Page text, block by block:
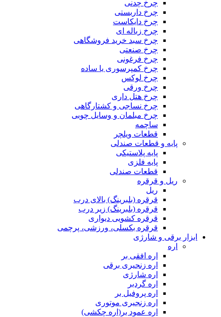
چرخ چدنی
چرخ داربستی
چرخ دایکاست
چرخ زباله ای
چرخ سبد خرید فروشگاهی
چرخ صنعتی
چرخ فرغونی
چرخ کمپرسوری یا ساده
چرخ لوکس
چرخ ورقی
چرخ هتل داری
چرخ نساجی و کشتارگاهی
چرخ مبلمان و وسایل چوبی
ساچمه
قطعات ویلچر
پایه و قطعات صندلی
پایه پلاستیکی
پایه فلزی
قطعات صندلی
ریل و قرقره
ریل
قرقره (بلبرینگ) بالای درب
قرقره (بلبرینگ) زیر درب
قرقره کشویی دیواری
قرقره بکسلی، ورزشی، پرچمی
ابزار برقی و شارژی
اره
اره افقی بر
اره زنجیری برقی
اره شارژی
اره گردبر
اره پروفیل بر
اره زنجیری موتوری
اره عمود بر(اره چکشی)